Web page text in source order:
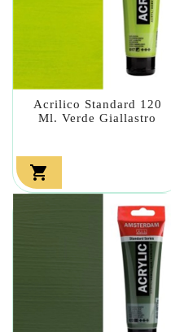
Acrilico Standard 120
Ml. Verde Giallastro
